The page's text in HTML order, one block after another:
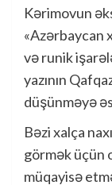
Kərimovun
«Azərbaycan
və runik
yazının
düşünməyə
Bəzi xalça
görmək üçün
müqayisə